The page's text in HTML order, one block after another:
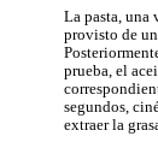
La pasta, una
provisto de
prueba, el
segundos,
extraer la